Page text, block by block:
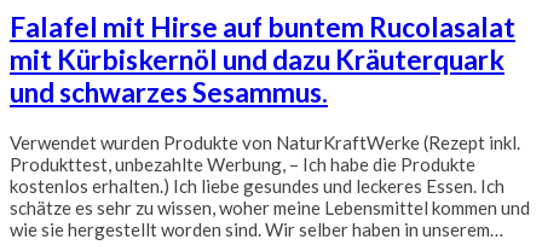
Falafel mit Hirse auf buntem Rucolasalat
mit Kürbiskernöl und dazu Kräuterquark
und schwarzes Sesammus.
Verwendet wurden Produkte von NaturKraftWerke (Rezept inkl.
Produkttest, unbezahlte Werbung, – Ich habe die Produkte
kostenlos erhalten.) Ich liebe gesundes und leckeres Essen. Ich
schätze es sehr zu wissen, woher meine Lebensmittel kommen und
wie sie hergestellt worden sind. Wir selber haben in unserem…